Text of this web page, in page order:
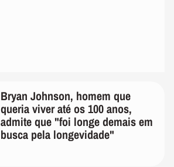
Bryan Johnson, homem que
queria viver até os 100 anos,
admite que "foi longe demais em
busca pela longevidade"